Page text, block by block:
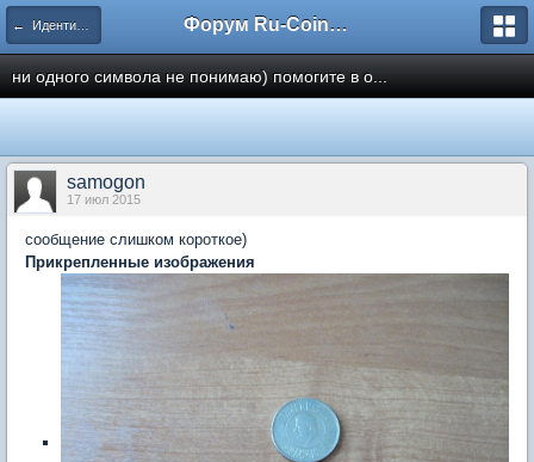
← Идентификация Форум Ru-Coin.ru
ни одного символа не понимаю) помогите в о...
samogon
17 июл 2015
сообщение слишком короткое)
Прикрепленные изображения